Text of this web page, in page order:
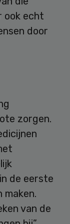
ook echt
door
zorgen.
de eerste
maken.
van de